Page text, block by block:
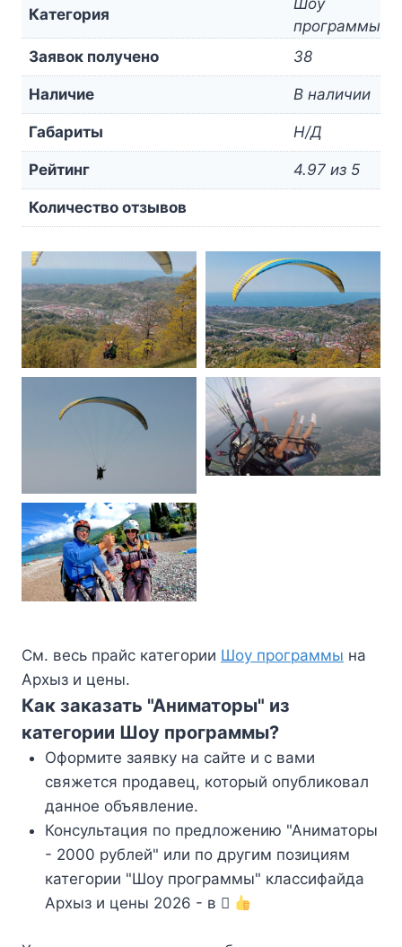
Категория
программы
Заявок получено
38
Наличие В наличии
Габариты Н/Д
Рейтинг 4.97 из 5
Количество отзывов
См. весь прайс категории Шоу программы на
Архыз и цены.
Как заказать "Аниматоры" из
категории Шоу программы?
Оформите заявку на сайте и с вами
свяжется продавец, который опубликовал
данное объявление.
Консультация по предложению "Аниматоры
- 2000 рублей" или по другим позициям
категории "Шоу программы" классифайда
Архыз и цены 2026 - в